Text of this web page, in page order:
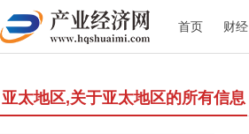
首页 财经
亚太地区,关于亚太地区的所有信息